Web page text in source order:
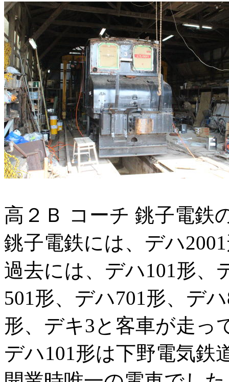
高２Ｂ コーチ 銚子電鉄
銚子電鉄には、デハ
過去には、デハ101形、
501形、デハ701形、デ
形、デキ3と客車が走っ
デハ101形は下野電気鉄